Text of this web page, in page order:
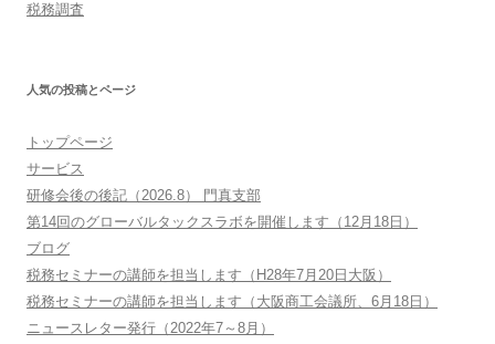
税務調査
人気の投稿とページ
トップページ
サービス
研修会後の後記（2026.8） 門真支部
第14回のグローバルタックスラボを開催します（12月18日）
ブログ
税務セミナーの講師を担当します（H28年7月20日大阪）
税務セミナーの講師を担当します（大阪商工会議所、6月18日）
ニュースレター発行（2022年7～8月）